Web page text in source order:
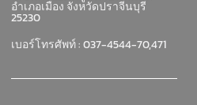
อำเภอเมือง จังหวัดปราจีนบุรี
25230
เบอร์โทรศัพท์ : 037-4544-70,471